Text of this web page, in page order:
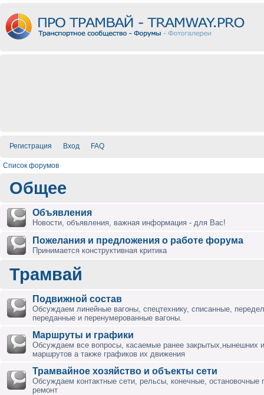
Регистрация Вход FAQ
Список форумов
Общее
Объявления
Новости, объявления, важная информация - для Вас!
Пожелания и предложения о работе форума
Принимается конструктивная критика
Трамвай
Подвижной состав
Обсуждаем линейные вагоны, спецтехнику, списанные,
переданные и перенумерованные вагоны.
Маршруты и графики
Обсуждаем все вопросы, касаемые ранее закрытых,нынешних
маршрутов а также графиков их движения
Трамвайное хозяйство и объекты сети
Обсуждаем контактные сети, рельсы, конечные, остановочные
ремонт